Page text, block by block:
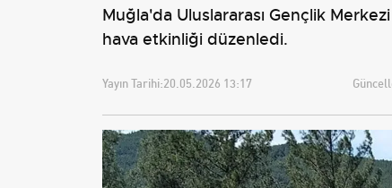
Muğla'da Uluslararası Gençlik
hava etkinliği düzenledi.
Yayın Tarihi:20.05.2026 13:17